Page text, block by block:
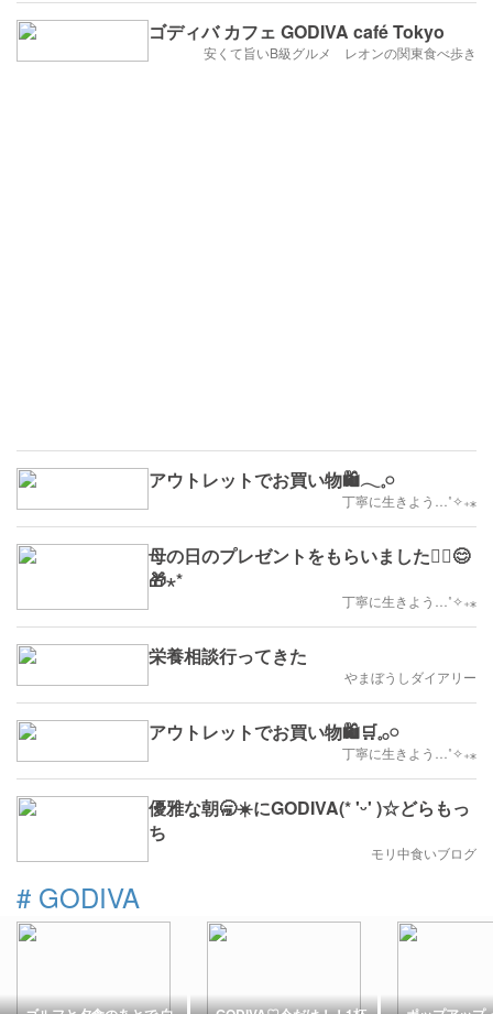
ゴディバ カフェ GODIVA café Tokyo
安くて旨いB級グルメ レオンの関東食べ歩き
アウトレットでお買い物🛍𓂃𓈒𓏸
丁寧に生きよう…˚✧₊⁎
母の日のプレゼントをもらいました🙇‍♀️😊
🎁⋆*
丁寧に生きよう…˚✧₊⁎
栄養相談行ってきた
やまぼうしダイアリー
アウトレットでお買い物🛍🛒𓈒𓂂𓏸
丁寧に生きよう…˚✧₊⁎
優雅な朝🥱☀️にGODIVA(* 'ᵕ' )☆どらもっ
ち
モリ中食いブログ
# GODIVA